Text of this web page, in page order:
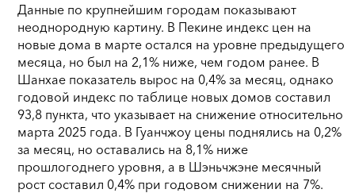
Данные по крупнейшим городам показывают
неоднородную картину. В Пекине индекс цен на
новые дома в марте остался на уровне предыдущего
месяца, но был на 2,1% ниже, чем годом ранее. В
Шанхае показатель вырос на 0,4% за месяц, однако
годовой индекс по таблице новых домов составил
93,8 пункта, что указывает на снижение относительно
марта 2025 года. В Гуанчжоу цены поднялись на 0,2%
за месяц, но оставались на 8,1% ниже
прошлогоднего уровня, а в Шэньчжэне месячный
рост составил 0,4% при годовом снижении на 7%.